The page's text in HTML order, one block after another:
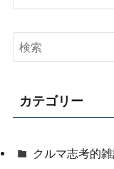
カテゴリー
クルマ志考的